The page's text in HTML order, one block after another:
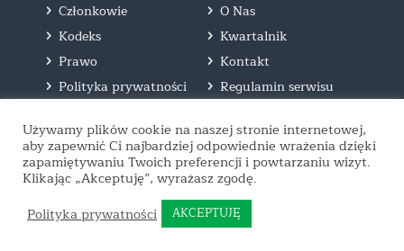
Członkowie
O Nas
Kodeks
Kwartalnik
Prawo
Kontakt
Polityka prywatności
Regulamin serwisu
© 2019 WSRM | All Rights Reserved | By
Używamy plików cookie na naszej stronie internetowej,
aby zapewnić Ci najbardziej odpowiednie wrażenia dzięki
zapamiętywaniu Twoich preferencji i powtarzaniu wizyt.
Klikając „Akceptuję”, wyrażasz zgodę.
Polityka prywatności
AKCEPTUJĘ